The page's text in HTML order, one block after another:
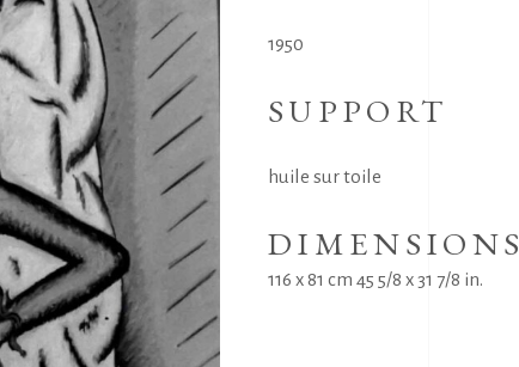
1950
SUPPORT
huile sur toile
DIMENSIONS
116 x 81 cm 45 5/8 x 31 7/8 in.